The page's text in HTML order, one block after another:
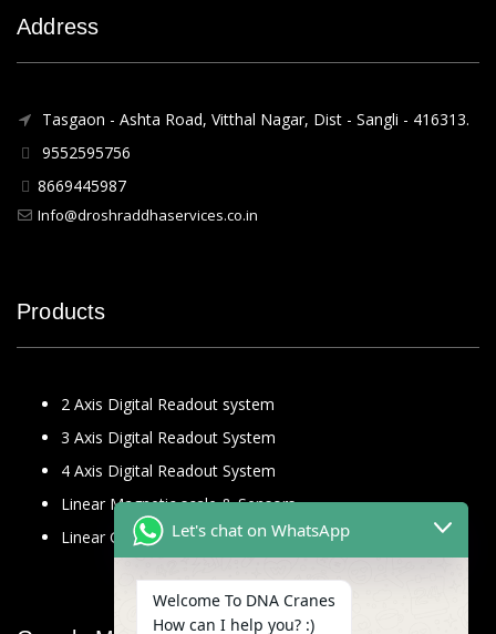
Address
Tasgaon - Ashta Road, Vitthal Nagar, Dist - Sangli - 416313.
9552595756
8669445987
Info@droshraddhaservices.co.in
Products
2 Axis Digital Readout system
3 Axis Digital Readout System
4 Axis Digital Readout System
Linear Magnetic scale & Sensors
Linear Glass ScaleLet's chat on WhatsApp
Welcome To DNA Cranes
How can I help you? :)